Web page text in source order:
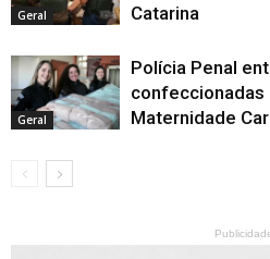
Geral
Catarina
Geral
Polícia Penal
confeccionadas
Maternidade